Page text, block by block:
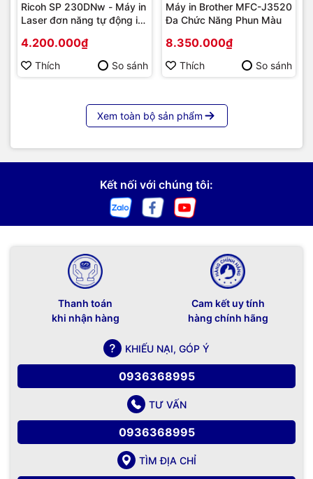
Ricoh SP 230DNw - Máy in
Laser đơn năng tự động in
4.200.000₫
Thích So sánh
Máy in Brother MFC-J3520
Đa Chức Năng Phun Màu
8.350.000₫
Thích So sánh
Xem toàn bộ sản phẩm
Kết nối với chúng tôi:
Thanh toán
khi nhận hàng
Cam kết uy tính
hàng chính hãng
KHIẾU NẠI, GÓP Ý
0936368995
TƯ VẤN
0936368995
TÌM ĐỊA CHỈ